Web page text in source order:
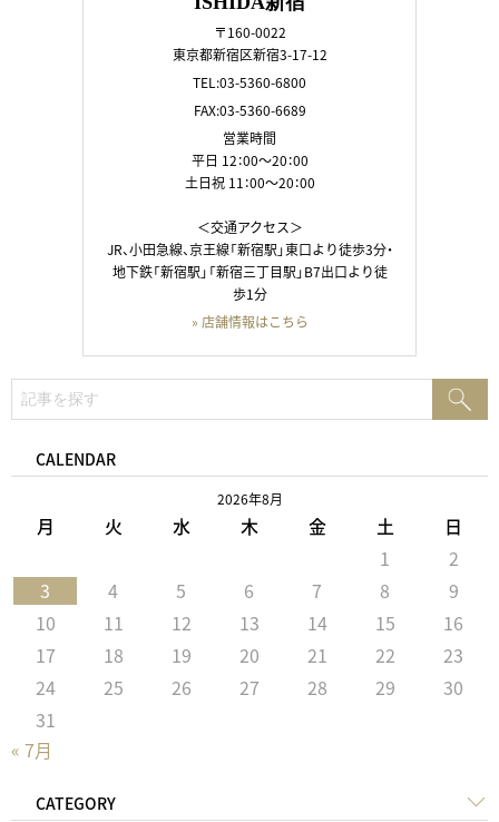
〒160-0022
東京都新宿区新宿3-17-12
TEL:03-5360-6800
FAX:03-5360-6689
営業時間
平日 12：00～20：00
土日祝 11：00～20：00
＜交通アクセス＞
JR、小田急線、京王線「新宿駅」東口より徒歩3分・
地下鉄「新宿駅」「新宿三丁目駅」B7出口より徒
歩1分
» 店舗情報はこちら
索:
CALENDAR
2026年8月
月 火 水 木 金 土 日
« 7月
1
2
3
4 5 6 7 8
9
10
11 12 13 14 15
16
17
18 19 20 21 22
23
24
25 26 27 28 29
30
31
CATEGORY